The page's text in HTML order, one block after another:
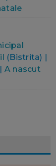
(Bistrita) |
| A nascut